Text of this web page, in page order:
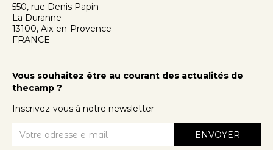
Vous souhaitez être au courant des actualités de
thecamp ?
Inscrivez-vous à notre newsletter
550, rue Denis Papin
La Duranne
13100, Aix-en-Provence
FRANCE